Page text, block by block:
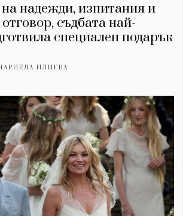
надежди, изпитания и
съдбата най-
специален подарък
ИЛИЕВА